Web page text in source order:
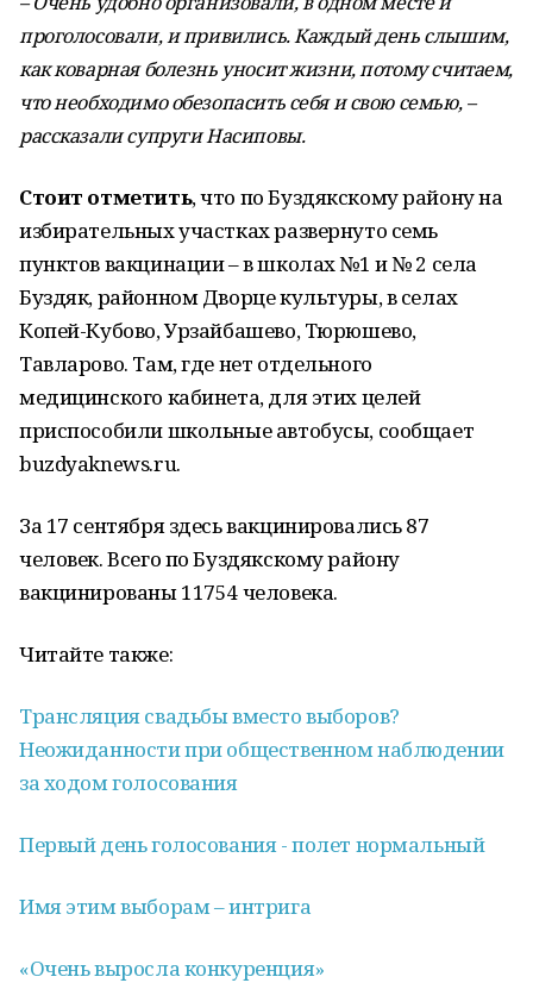
проголосовали, и привились. Каждый день слышим,
как коварная болезнь уносит жизни, потому считаем,
что необходимо обезопасить себя и свою семью, –
рассказали супруги Насиповы.
Стоит отметить, что по Буздякскому району на
избирательных участках развернуто семь
пунктов вакцинации – в школах №1 и № 2 села
Буздяк, районном Дворце культуры, в селах
Копей-Кубово, Урзайбашево, Тюрюшево,
Тавларово. Там, где нет отдельного
медицинского кабинета, для этих целей
приспособили школьные автобусы, сообщает
buzdyaknews.ru.
За 17 сентября здесь вакцинировались 87
человек. Всего по Буздякскому району
вакцинированы 11754 человека.
Читайте также:
Трансляция свадьбы вместо выборов?
Неожиданности при общественном наблюдении
за ходом голосования
Первый день голосования - полет нормальный
Имя этим выборам – интрига
«Очень выросла конкуренция»